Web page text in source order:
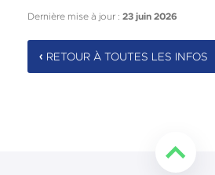
Dernière mise à jour : 23 juin 2026
RETOUR À TOUTES LES INFOS